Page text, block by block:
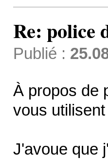
Re: police
Publié :
À propos de
vous
J'avoue que